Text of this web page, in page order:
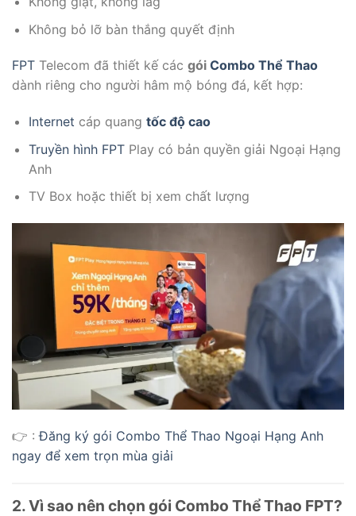
Không bỏ lỡ bàn thắng quyết định
FPT Telecom đã thiết kế các gói Combo Thể Thao
dành riêng cho người hâm mộ bóng đá, kết hợp:
Internet cáp quang tốc độ cao
Truyền hình FPTPlay có bản quyền giải Ngoại Hạng
Anh
TV Box hoặc thiết bị xem chất lượng
👉 :Đăng ký gói Combo Thể Thao Ngoại Hạng Anh
ngay để xem trọn mùa giải
2. Vì sao nên chọn gói Combo Thể Thao FPT?